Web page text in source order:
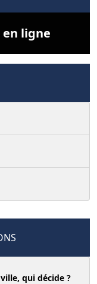
en ligne
qui décide ?